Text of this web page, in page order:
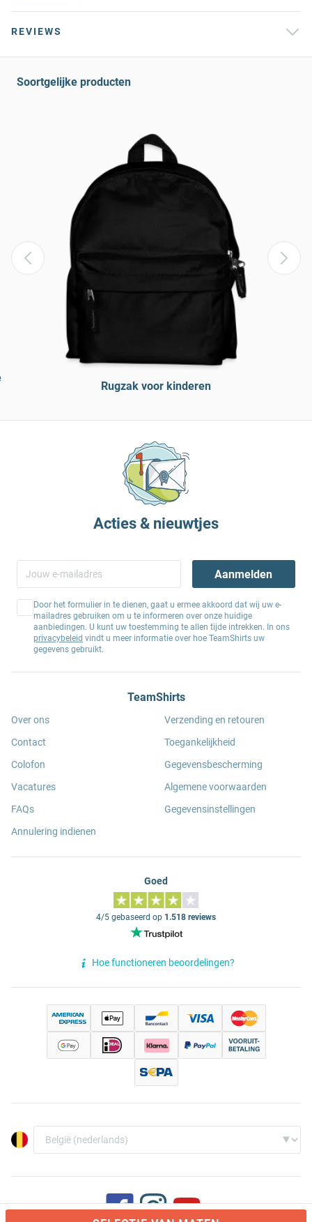
REVIEWS
Soortgelijke producten
Rugzak voor kinderen
Acties & nieuwtjes
Aanmelden
Door het formulier in te dienen, gaat u ermee akkoord dat wij uw e-
mailadres gebruiken om u te informeren over onze huidige
aanbiedingen. U kunt uw toestemming te allen tijde intrekken. In ons
privacybeleid vindt u meer informatie over hoe TeamShirts uw
gegevens gebruikt.
TeamShirts
Over ons
Contact
Colofon
Vacatures
FAQs
Annulering indienen
Verzending en retouren
Toegankelijkheid
Gegevensbescherming
Algemene voorwaarden
Gegevensinstellingen
Goed
4/5 gebaseerd op 1.518 reviews
Hoe functioneren beoordelingen?